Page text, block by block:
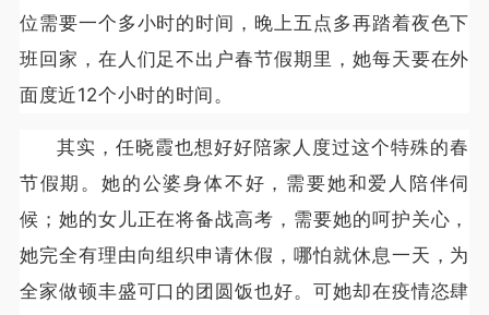
位需要一个多小时的时间，晚上五点多再踏着夜色下
班回家，在人们足不出户春节假期里，她每天要在外
面度近12个小时的时间。
其实，任晓霞也想好好陪家人度过这个特殊的春
节假期。她的公婆身体不好，需要她和爱人陪伴伺
候；她的女儿正在将备战高考，需要她的呵护关心，
她完全有理由向组织申请休假，哪怕就休息一天，为
全家做顿丰盛可口的团圆饭也好。可她却在疫情恣肆